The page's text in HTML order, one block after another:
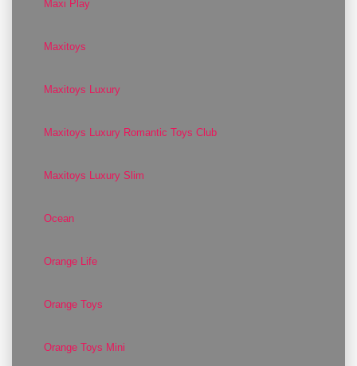
Maxi Play
Maxitoys
Maxitoys Luxury
Maxitoys Luxury Romantic Toys Club
Maxitoys Luxury Slim
Ocean
Orange Life
Orange Toys
Orange Toys Mini